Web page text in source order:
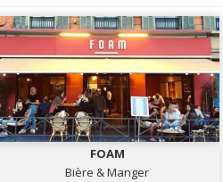
FOAM
Bière & Manger